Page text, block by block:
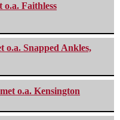
o.a. Faithless
o.a. Snapped Ankles,
o.a. Kensington